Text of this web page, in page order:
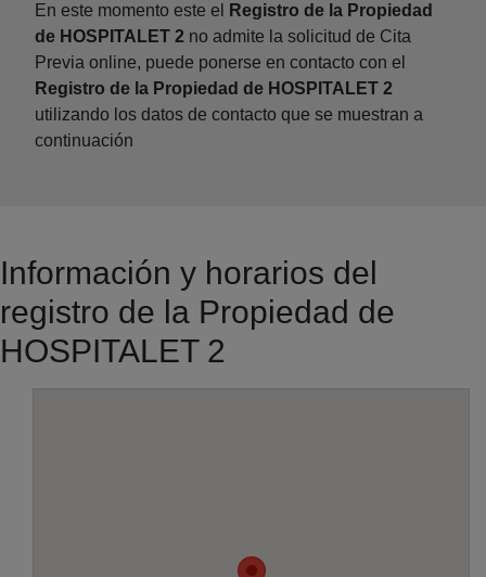
En este momento este el
Registro de la Propiedad
de HOSPITALET 2 no admite la solicitud de Cita
Previa online, puede ponerse en contacto con el
Registro de la Propiedad de HOSPITALET 2
utilizando los datos de contacto que se muestran a
continuación
Información y horarios del
registro de la Propiedad de
HOSPITALET 2